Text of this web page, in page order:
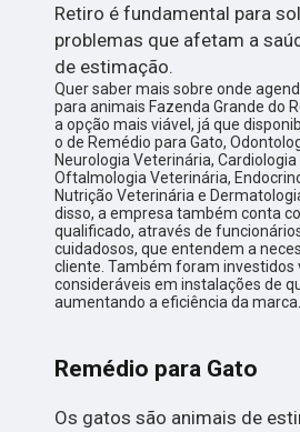
Retiro é fundamental para
problemas que afetam a
de estimação.
Quer saber mais sobre onde
para animais Fazenda Grande do
a opção mais viável, já que
o de Remédio para Gato,
Neurologia Veterinária,
Oftalmologia Veterinária,
Nutrição Veterinária e
disso, a empresa também conta
qualificado, através de
cuidadosos, que entendem a
cliente. Também foram investidos
consideráveis em instalações de
aumentando a eficiência da marca.
Remédio para Gato
Os gatos são animais de